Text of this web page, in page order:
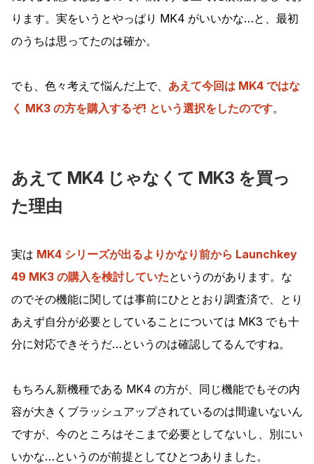
ります。実をいうとやっぱり MK4 がいいかな…と、最初
のうちは思ってたのは確か。
でも、色々考えて悩んだ上で、 あえて今回は MK4 ではな
く MK3 の方を購入するぞ! という選択をしたのです。
あえて MK4 じゃなくて MK3 を買っ
た理由
実は MK4 シリーズが出るよりかなり前から Launchkey
49 MK3 の購入を検討していたというのがあります。な
のでその機能に関しては事前にひととおり調査済で、とり
あえず自分が必要としていることについては MK3 でも十
分に対応できそうだ…というのは確認してるんですね。
もちろん新機種である MK4 の方が、同じ機能でもその内
容が大きくブラッシュアップされているのは間違いないん
ですが、今のところはそこまで必要としてないし、別にい
いかな…というのが前提としてひとつありました。